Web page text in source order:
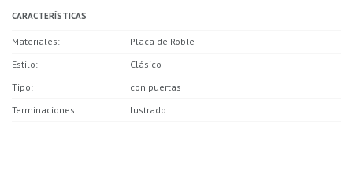
CARACTERÍSTICAS
Materiales
Placa de Roble
Estilo
Clásico
Tipo
con puertas
Terminaciones
lustrado